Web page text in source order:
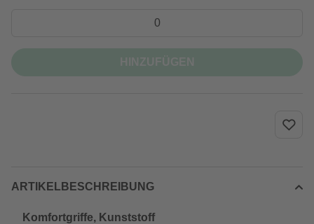
ARTIKELBESCHREIBUNG
Komfortgriffe, Kunststoff